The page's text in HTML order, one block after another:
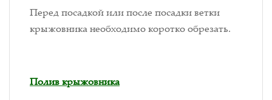
Перед посадкой или после посадки ветки
крыжовника необходимо коротко обрезать.
Полив крыжовника